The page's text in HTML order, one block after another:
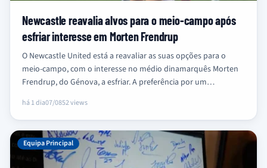
Newcastle reavalia alvos para o meio-campo após
esfriar interesse em Morten Frendrup
O Newcastle United está a reavaliar as suas opções para o
meio-campo, com o interesse no médio dinamarquês Morten
Frendrup, do Génova, a esfriar. A preferência por um…
há 1 dia07/0852 views
Equipa Principal